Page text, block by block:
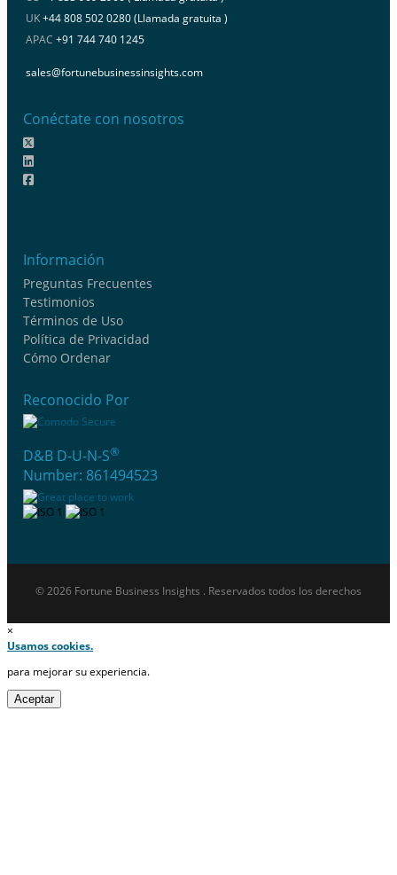
UK+44 808 502 0280 (Llamada gratuita )
APAC +91 744 740 1245
sales@fortunebusinessinsights.com
Conéctate con nosotros
Información
Preguntas Frecuentes
Testimonios
Términos de Uso
Política de Privacidad
Cómo Ordenar
Reconocido Por
D&B D-U-N-S®
Number: 861494523
© 2026 Fortune Business Insights . Reservados todos los derechos
×
Usamos cookies.
para mejorar su experiencia.
Aceptar